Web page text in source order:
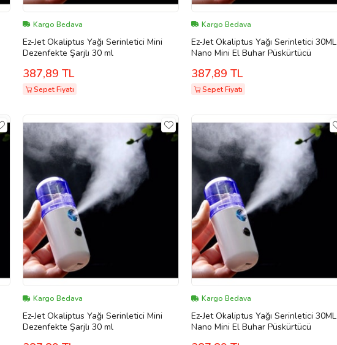
Kargo Bedava
Ez-Jet Okaliptus Yağı Serinletici Mini
Dezenfekte Şarjlı 30 ml
387,89 TL
Sepet Fiyatı
Kargo Bedava
Ez-Jet Okaliptus Yağı Serinletici 30ML
Nano Mini El Buhar Püskürtücü
387,89 TL
Sepet Fiyatı
Kargo Bedava
Ez-Jet Okaliptus Yağı Serinletici Mini
Dezenfekte Şarjlı 30 ml
Kargo Bedava
Ez-Jet Okaliptus Yağı Serinletici 30ML
Nano Mini El Buhar Püskürtücü